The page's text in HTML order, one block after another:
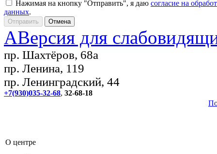
Нажимая на кнопку "Отправить", я даю согласие на
данных.
AВерсия для
пр. Шахтёров, 68а
пр. Ленина, 119
пр. Ленинградский, 44
+7(930)035-32-68, 32-68-18
О центре